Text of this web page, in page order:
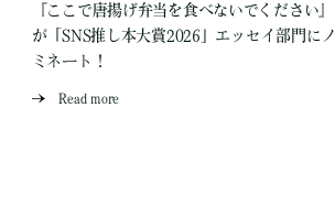
『ここで唐揚げ弁当を食べないでください』
が「SNS推し本大賞2026」エッセイ部門にノ
ミネート！
Read more